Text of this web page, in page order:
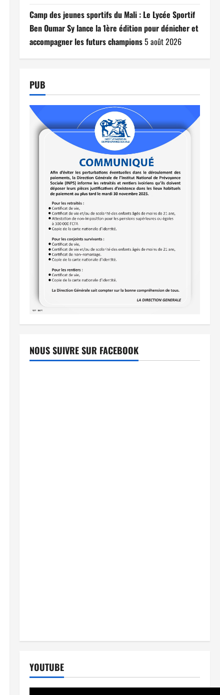
Camp des jeunes sportifs du Mali : Le Lycée Sportif
Ben Oumar Sy lance la 1ère édition pour dénicher et
accompagner les futurs champions5 août 2026
PUB
NOUS SUIVRE SUR FACEBOOK
YOUTUBE